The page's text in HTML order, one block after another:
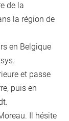
de la
la région de
en Belgique
et passe
puis en
Il hésite